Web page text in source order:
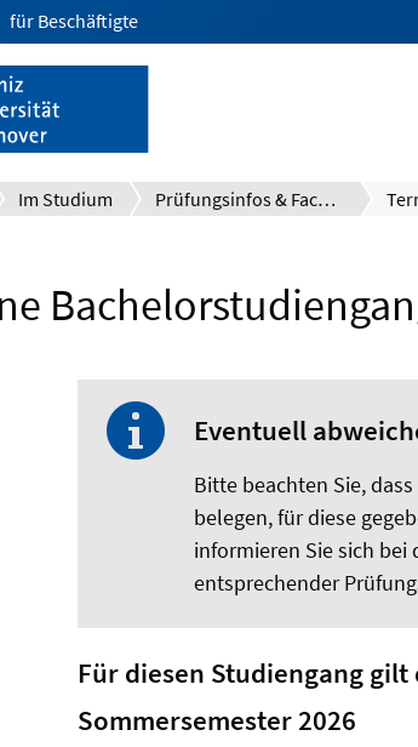
für Beschäftigte
Im Studium Prüfungsinfos & Fachberatung
Eventuell
Bitte beachten Sie,
belegen, für diese
informieren Sie sich
entsprechender
Für diesen Studiengang gilt
Sommersemester 2026